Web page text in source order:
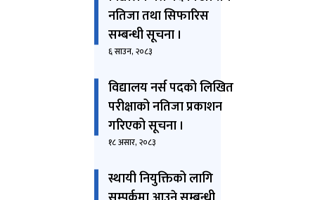
नतिजा तथा सिफारिस
सम्बन्धी सूचना ।
६ साउन, २०८३
विद्यालय नर्स पदको लिखित
परीक्षाको नतिजा प्रकाशन
गरिएको सूचना ।
१८ असार, २०८३
स्थायी नियुक्तिको लागि